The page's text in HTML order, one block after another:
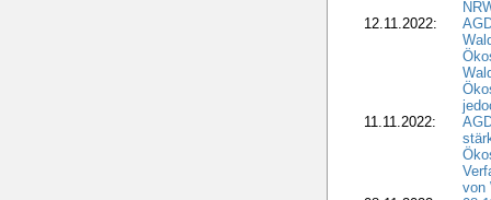
12.11.2022:
11.11.2022:
von